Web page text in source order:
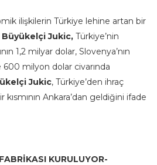
ilişkilerin Türkiye lehine artan bir
Büyükelçi Jukic, Türkiye’nin
1,2 milyar dolar, Slovenya’nın
600 milyon dolar civarında
Jukic, Türkiye’den ihraç
Ankara’dan geldiğini ifade
KURULUYOR-